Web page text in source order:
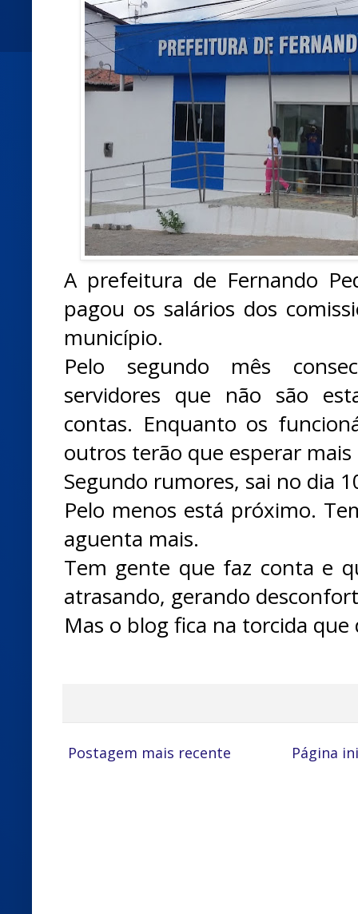
A prefeitura de Fernando
pagou os salários dos
município.
Pelo segundo mês
servidores que não são
contas. Enquanto os
outros terão que esperar
Segundo rumores, sai no dia
Pelo menos está próximo.
aguenta mais.
Tem gente que faz conta e
atrasando, gerando
Mas o blog fica na torcida
Postagem mais recente Página